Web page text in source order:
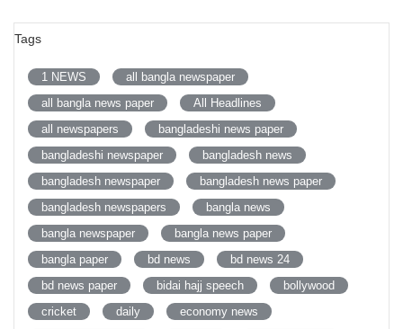
Tags
1 NEWS
all bangla newspaper
all bangla news paper
All Headlines
all newspapers
bangladeshi news paper
bangladeshi newspaper
bangladesh news
bangladesh newspaper
bangladesh news paper
bangladesh newspapers
bangla news
bangla newspaper
bangla news paper
bangla paper
bd news
bd news 24
bd news paper
bidai hajj speech
bollywood
cricket
daily
economy news